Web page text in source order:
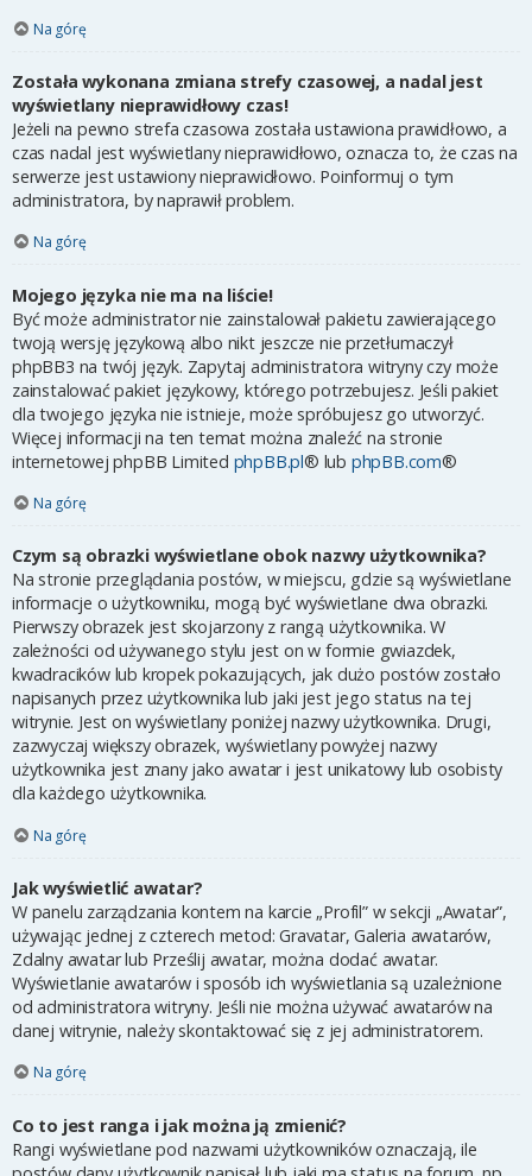
Na górę
Została wykonana zmiana strefy czasowej, a nadal jest
wyświetlany nieprawidłowy czas!
Jeżeli na pewno strefa czasowa została ustawiona prawidłowo, a
czas nadal jest wyświetlany nieprawidłowo, oznacza to, że czas na
serwerze jest ustawiony nieprawidłowo. Poinformuj o tym
administratora, by naprawił problem.
Na górę
Mojego języka nie ma na liście!
Być może administrator nie zainstalował pakietu zawierającego
twoją wersję językową albo nikt jeszcze nie przetłumaczył
phpBB3 na twój język. Zapytaj administratora witryny czy może
zainstalować pakiet językowy, którego potrzebujesz. Jeśli pakiet
dla twojego języka nie istnieje, może spróbujesz go utworzyć.
Więcej informacji na ten temat można znaleźć na stronie
internetowej phpBB Limited phpBB.pl® lub phpBB.com®
Na górę
Czym są obrazki wyświetlane obok nazwy użytkownika?
Na stronie przeglądania postów, w miejscu, gdzie są wyświetlane
informacje o użytkowniku, mogą być wyświetlane dwa obrazki.
Pierwszy obrazek jest skojarzony z rangą użytkownika. W
zależności od używanego stylu jest on w formie gwiazdek,
kwadracików lub kropek pokazujących, jak dużo postów zostało
napisanych przez użytkownika lub jaki jest jego status na tej
witrynie. Jest on wyświetlany poniżej nazwy użytkownika. Drugi,
zazwyczaj większy obrazek, wyświetlany powyżej nazwy
użytkownika jest znany jako awatar i jest unikatowy lub osobisty
dla każdego użytkownika.
Na górę
Jak wyświetlić awatar?
W panelu zarządzania kontem na karcie „Profil” w sekcji „Awatar”,
używając jednej z czterech metod: Gravatar, Galeria awatarów,
Zdalny awatar lub Prześlij awatar, można dodać awatar.
Wyświetlanie awatarów i sposób ich wyświetlania są uzależnione
od administratora witryny. Jeśli nie można używać awatarów na
danej witrynie, należy skontaktować się z jej administratorem.
Na górę
Co to jest ranga i jak można ją zmienić?
Rangi wyświetlane pod nazwami użytkowników oznaczają, ile